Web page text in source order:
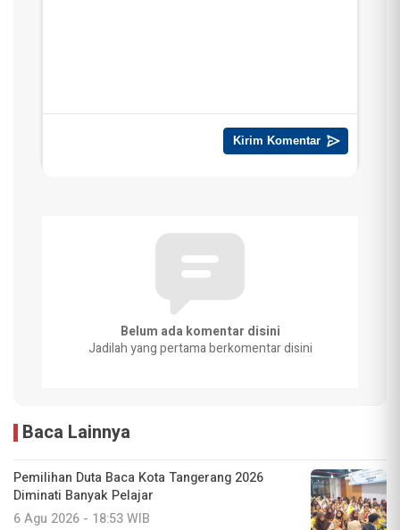
Belum ada komentar disini
Jadilah yang pertama berkomentar disini
Baca Lainnya
Pemilihan Duta Baca Kota Tangerang 2026
Diminati Banyak Pelajar
6 Agu 2026 - 18:53 WIB